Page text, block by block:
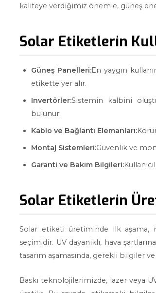
kaliteye verdiğimiz önemle, güneş
Solar Etiketlerin
Güneş Panelleri:En yaygın
etikette yer alır.
Invertörler:Sistemin kalbini
bulunur.
Kablo ve Bağlantı Elemanları:
Montaj Sistemleri:Güvenlik ve
Garanti ve Bakım Bilgileri:
Solar Etiketlerin
Solar etiketi üretiminde ilk aşama,
seçimidir. UV dayanıklı, hava
tasarım aşamasında, gerekli bilgiler
Baskı teknolojilerimizde, lazer veya